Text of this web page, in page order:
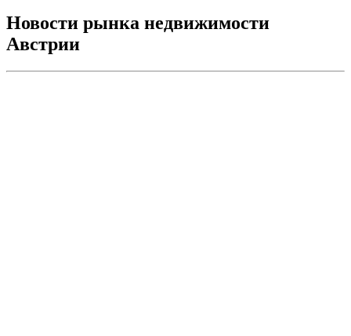
Новости рынка недвижимости
Австрии